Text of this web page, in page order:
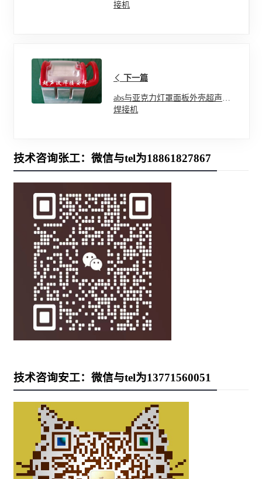
接机
下一篇
abs与亚克力灯罩面板外壳超声波
焊接机
技术咨询张工：微信与tel为18861827867
技术咨询安工：微信与tel为13771560051